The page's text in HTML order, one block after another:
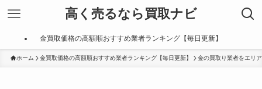
高く売るなら買取ナビ
金買取価格の高額順おすすめ業者ランキング【毎日更新】
ホーム 金買取価格の高額順おすすめ業者ランキング【毎日更新】 金の買取り業者をエリ